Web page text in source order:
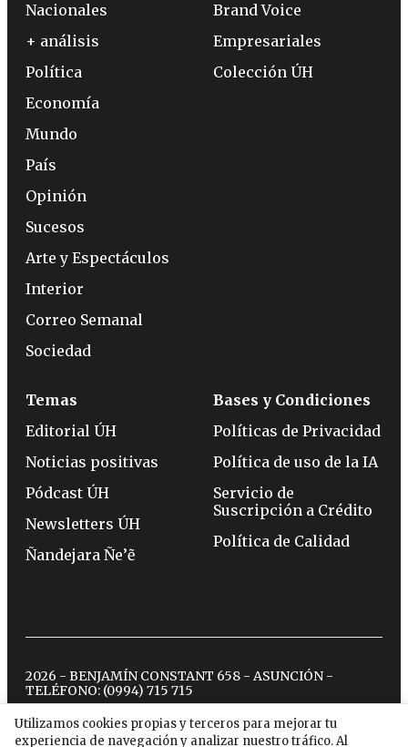
Utilizamos cookies propias y terceros para mejorar tu
experiencia de navegación y analizar nuestro tráfico. Al
Nacionales
+ análisis
Política
Economía
Mundo
País
Opinión
Sucesos
Arte y Espectáculos
Interior
Correo Semanal
Sociedad
Brand Voice
Empresariales
Colección ÚH
Temas
Editorial ÚH
Noticias positivas
Pódcast ÚH
Newsletters ÚH
Ñandejara Ñe’ẽ
Bases y Condiciones
Políticas de Privacidad
Política de uso de la IA
Servicio de
Suscripción a Crédito
Política de Calidad
2026 - BENJAMÍN CONSTANT 658 - ASUNCIÓN -
TELÉFONO: (0994) 715 715